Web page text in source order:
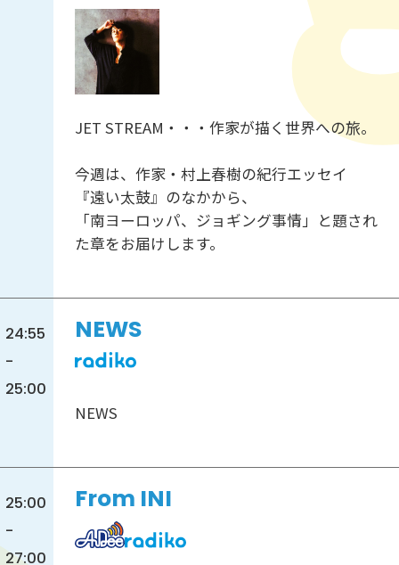
JET STREAM・・・作家が描く世界への旅。
今週は、作家・村上春樹の紀行エッセイ
『遠い太鼓』のなかから、
「南ヨーロッパ、ジョギング事情」と題され
た章をお届けします。
24:55
-
25:00
NEWS
NEWS
25:00
-
27:00
From INI